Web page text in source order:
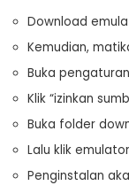
Download
Kemudian,
Buka
Klik “izinkan
Buka folder
Lalu klik
Penginstalan